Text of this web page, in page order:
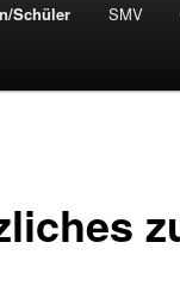
Schüler SMV